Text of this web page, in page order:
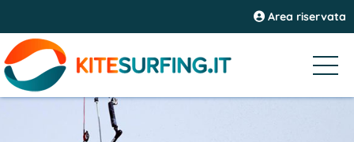
Area riservata